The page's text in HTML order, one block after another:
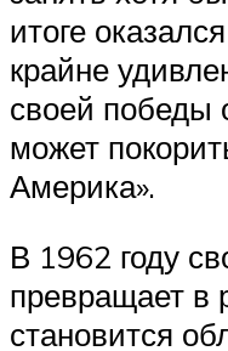
итоге
крайне
своей победы
может
Америка».
В 1962 году
превращает в
становится